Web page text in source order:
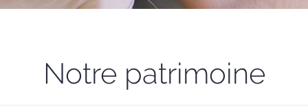
Notre patrimoine